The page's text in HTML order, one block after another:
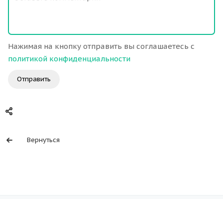
Нажимая на кнопку отправить вы соглашаетесь с
политикой конфиденциальности
Отправить
Вернуться